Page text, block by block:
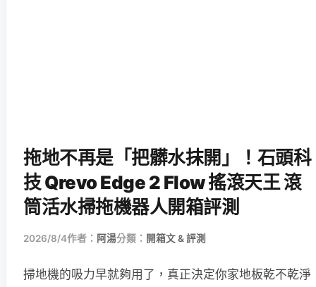
拖地不再是「把髒水抹開」！石頭科
技 Qrevo Edge 2 Flow 搖滾天王 滾
筒活水掃拖機器人開箱評測
2026/8/4作者： 阿湯分類： 開箱文 & 評測
掃地機的吸力早就夠用了，真正決定你家地板乾不乾淨